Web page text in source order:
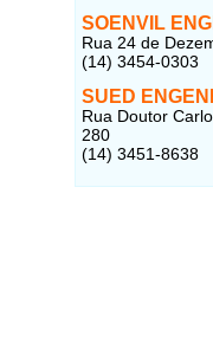
SOENVIL
Rua 24 de
(14) 3454-0303
SUED
Rua Doutor
280
(14) 3451-8638